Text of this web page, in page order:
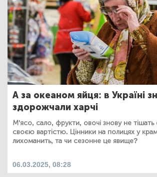
А за океаном яйця: в Україні
здорожчали харчі
М'ясо, сало, фрукти, овочі знову не тішать
своєю вартістю. Цінники на полицях у
лихоманить, та чи сезонне це явище?
06.03.2025, 08:28